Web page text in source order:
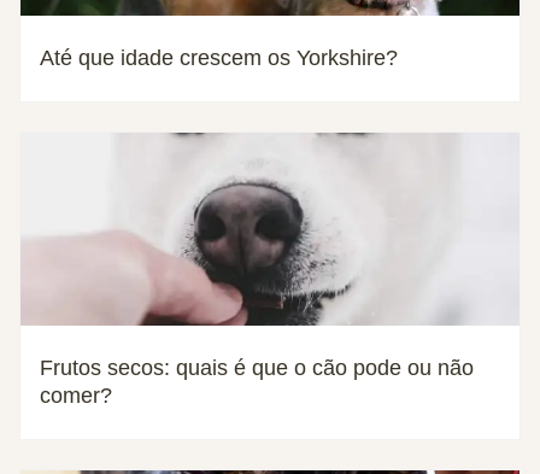
Até que idade crescem os Yorkshire?
Frutos secos: quais é que o cão pode ou não
comer?